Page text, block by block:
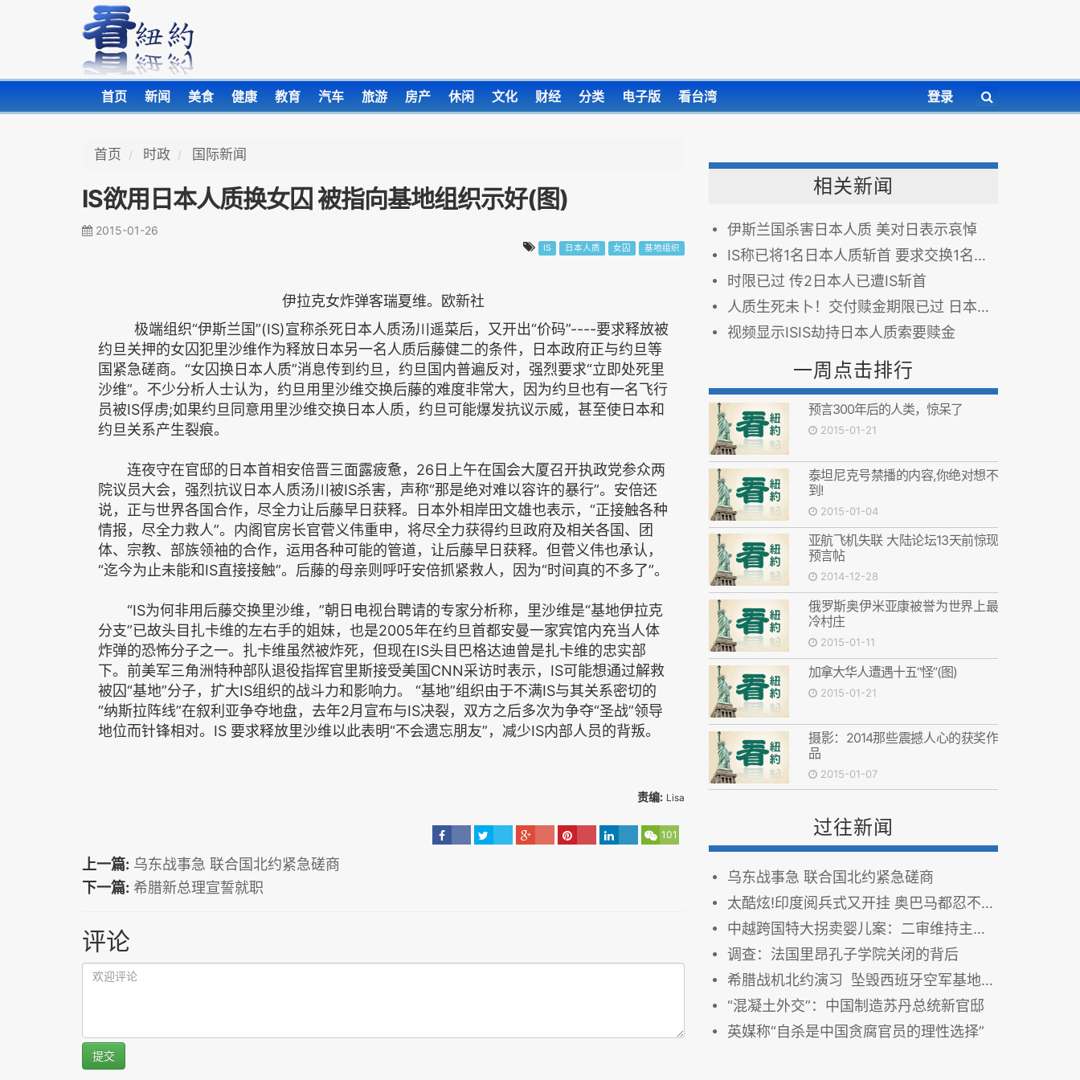
首页 新闻 美食 健康 教育 汽车 旅游 房产 休闲 文化 财经 分类 电子版 看台湾 登录
首页 时政 国际新闻
IS欲用日本人质换女囚 被指向基地组织示好(图)
2015-01-26
IS 日本人质 女囚 基地组织
伊拉克女炸弹客瑞夏维。欧新社
极端组织“伊斯兰国”(IS)宣称杀死日本人质汤川遥菜后，又开出“价码”----要求释放被
约旦关押的女囚犯里沙维作为释放日本另一名人质后藤健二的条件，日本政府正与约旦等
国紧急磋商。“女囚换日本人质”消息传到约旦，约旦国内普遍反对，强烈要求“立即处死里
沙维”。不少分析人士认为，约旦用里沙维交换后藤的难度非常大，因为约旦也有一名飞行
员被IS俘虏;如果约旦同意用里沙维交换日本人质，约旦可能爆发抗议示威，甚至使日本和
约旦关系产生裂痕。
连夜守在官邸的日本首相安倍晋三面露疲惫，26日上午在国会大厦召开执政党参众两
院议员大会，强烈抗议日本人质汤川被IS杀害，声称“那是绝对难以容许的暴行”。安倍还
说，正与世界各国合作，尽全力让后藤早日获释。日本外相岸田文雄也表示，“正接触各种
情报，尽全力救人”。内阁官房长官菅义伟重申，将尽全力获得约旦政府及相关各国、团
体、宗教、部族领袖的合作，运用各种可能的管道，让后藤早日获释。但菅义伟也承认，
“迄今为止未能和IS直接接触”。后藤的母亲则呼吁安倍抓紧救人，因为“时间真的不多了”。
“IS为何非用后藤交换里沙维，”朝日电视台聘请的专家分析称，里沙维是“基地伊拉克
分支”已故头目扎卡维的左右手的姐妹，也是2005年在约旦首都安曼一家宾馆内充当人体
炸弹的恐怖分子之一。扎卡维虽然被炸死，但现在IS头目巴格达迪曾是扎卡维的忠实部
下。前美军三角洲特种部队退役指挥官里斯接受美国CNN采访时表示，IS可能想通过解救
被囚“基地”分子，扩大IS组织的战斗力和影响力。 “基地”组织由于不满IS与其关系密切的
“纳斯拉阵线”在叙利亚争夺地盘，去年2月宣布与IS决裂，双方之后多次为争夺“圣战”领导
地位而针锋相对。IS 要求释放里沙维以此表明“不会遗忘朋友”，减少IS内部人员的背叛。
责编: Lisa
101
上一篇: 乌东战事急 联合国北约紧急磋商
下一篇: 希腊新总理宣誓就职
评论
提交
相关新闻
伊斯兰国杀害日本人质 美对日表示哀悼
IS称已将1名日本人质斩首 要求交换1名女子
时限已过 传2日本人已遭IS斩首
人质生死未卜！交付赎金期限已过 日本仍未收到IS消息
视频显示ISIS劫持日本人质索要赎金
一周点击排行
预言300年后的人类，惊呆了
2015-01-21
泰坦尼克号禁播的内容,你绝对想不
到!
2015-01-04
亚航飞机失联 大陆论坛13天前惊现
预言帖
2014-12-28
俄罗斯奥伊米亚康被誉为世界上最
冷村庄
2015-01-11
加拿大华人遭遇十五“怪”(图)
2015-01-21
摄影：2014那些震撼人心的获奖作
品
2015-01-07
过往新闻
乌东战事急 联合国北约紧急磋商
太酷炫!印度阅兵式又开挂 奥巴马都忍不住点赞(组图)
中越跨国特大拐卖婴儿案：二审维持主犯死刑判决
调查：法国里昂孔子学院关闭的背后
希腊战机北约演习 坠毁西班牙空军基地10人身亡
“混凝土外交”：中国制造苏丹总统新官邸
英媒称“自杀是中国贪腐官员的理性选择”